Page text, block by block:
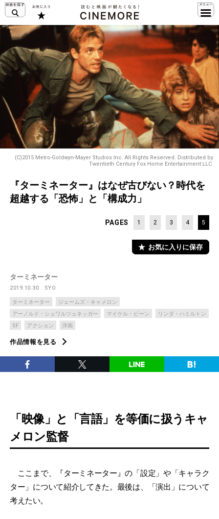
(C)2015 Metro-Goldwyn-Mayer Studios Inc. All Rights Reserved. Distributed by
Twentieth Century Fox Home Entertainment LLC.
『ターミネーター』はなぜ古びない？時代を
超越する「恐怖」と「構成力」
PAGES 1 2 3 4 5
お気に入りに保存
ターミネーター
2019.10.30 SYO
ターミネーター
ジェームズ・キャメロン
アーノルド・シュワルツェネッガー
マイケル・ビーン
リンダ・ハミルトン
SF
アクション 洋画
作品情報を見る
「映像」と「言語」を等価に扱うキャ
メロン監督
ここまで、『ターミネーター』の「設定」や「キャラク
ター」について紹介してきた。最後は、「演出」について
考えたい。